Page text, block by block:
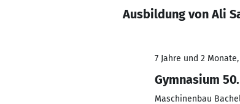
Ausbildung von Ali
7 Jahre und 2
Gymnasium
Maschinenbau